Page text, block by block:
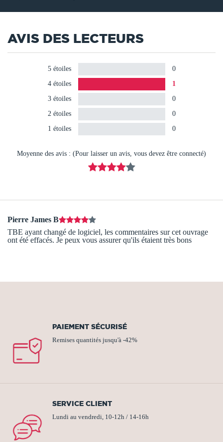
AVIS DES LECTEURS
5 étoiles
0
4 étoiles
1
3 étoiles
0
2 étoiles
0
1 étoiles
0
Moyenne des avis : (Pour laisser un avis, vous devez être connecté)
Pierre James B
TBE ayant changé de logiciel, les commentaires sur cet ouvrage
ont été effacés. Je peux vous assurer qu'ils étaient très bons
PAIEMENT SÉCURISÉ
Remises quantités jusqu'à -42%
SERVICE CLIENT
Lundi au vendredi, 10-12h / 14-16h